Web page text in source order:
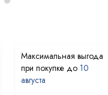
10
августа